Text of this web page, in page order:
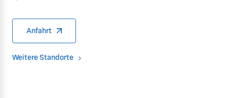
Anfahrt
Weitere Standorte